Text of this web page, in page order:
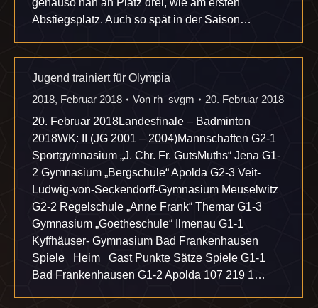
genauso nah an Platz drei, wie am ersten
Abstiegsplatz. Auch so spät in der Saison…
Jugend trainiert für Olympia
2018, Februar 2018 Von rh_svgm
20. Februar 2018
20. Februar 2018Landesfinale – Badminton
2018WK: II (JG 2001 – 2004)Mannschaften G2-1
Sportgymnasium „J. Chr. Fr. GutsMuths“ Jena G1-
2 Gymnasium „Bergschule“ Apolda G2-3 Veit-
Ludwig-von-Seckendorff-Gymnasium Meuselwitz
G2-2 Regelschule „Anne Frank“ Themar G1-3
Gymnasium „Goetheschule“ Ilmenau G1-1
Kyffhäuser- Gymnasium Bad Frankenhausen
Spiele Heim Gast Punkte Sätze Spiele G1-1
Bad Frankenhausen G1-2 Apolda 107 219 1…